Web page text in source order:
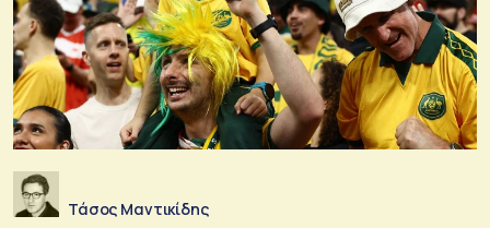
Τάσος Μαντικίδης